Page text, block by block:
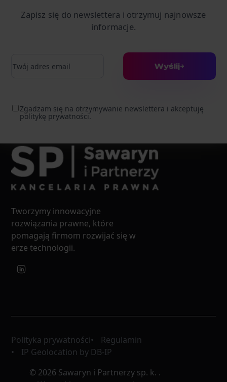
Zapisz się do newslettera i otrzymuj najnowsze
informacje.
Wyślij
Zgadzam się na otrzymywanie newslettera i akceptuję
politykę prywatności.
Tworzymy innowacyjne
rozwiązania prawne, które
pomagają firmom rozwijać się w
erze technologii.
Polityka prywatności
Regulamin
IP Geolocation by DB-IP
© 2026 Sawaryn i Partnerzy sp. k. .